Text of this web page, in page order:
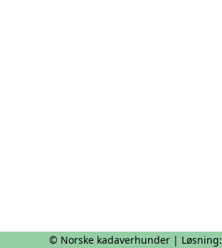
© Norske kadaverhunder | Løsning: